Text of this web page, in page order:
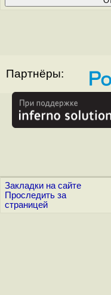
Партнёры:
Закладки на сайте
Проследить за
страницей